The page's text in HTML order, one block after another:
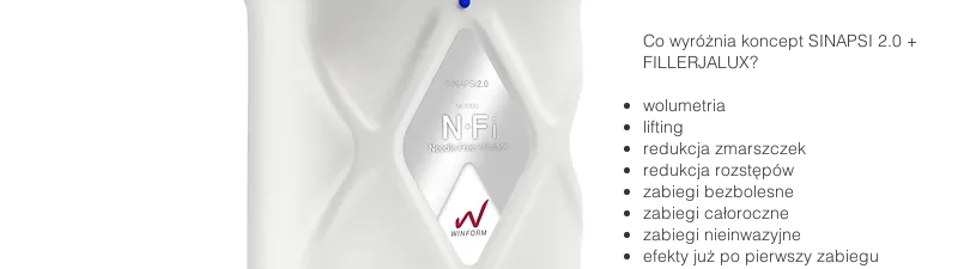
Co wyróżnia koncept SINAPSI 2.0 +
FILLERJALUX?
wolumetria
lifting
redukcja zmarszczek
redukcja rozstępów
zabiegi bezbolesne
zabiegi całoroczne
zabiegi nieinwazyjne
efekty już po pierwszy zabiegu